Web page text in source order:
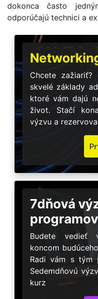
dokonca často
odporúčajú technici a
Chcete
skvelé základy
ktoré vám dajú
život. Stačí
výzvu a
7dňová
Budete vedieť
koncom
Radi vám s tým
Sedemdňovú
kurz